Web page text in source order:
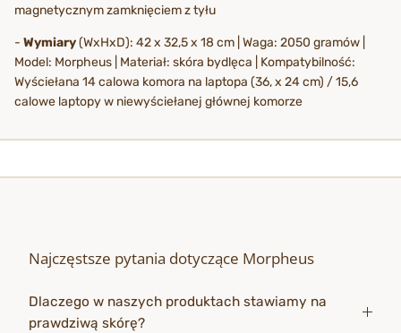
magnetycznym zamknięciem z tyłu
- Wymiary(WxHxD): 42 x 32,5 x 18 cm | Waga: 2050 gramów |
Model: Morpheus | Materiał: skóra bydlęca | Kompatybilność:
Wyściełana 14 calowa komora na laptopa (36, x 24 cm) / 15,6
calowe laptopy w niewyściełanej głównej komorze
Najczęstsze pytania dotyczące Morpheus
Dlaczego w naszych produktach stawiamy na
prawdziwą skórę?